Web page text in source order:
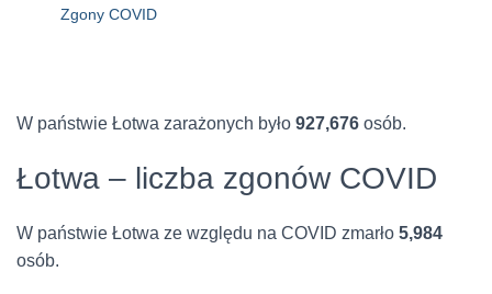
Zgony COVID
W państwie Łotwa zarażonych było 927,676 osób.
Łotwa – liczba zgonów COVID
W państwie Łotwa ze względu na COVID zmarło 5,984
osób.